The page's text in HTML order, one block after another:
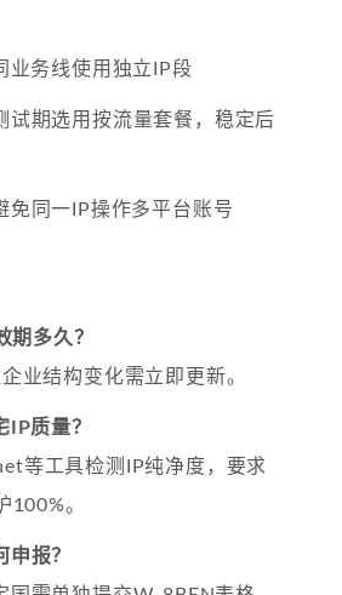
业务线使用独立IP段
试期选用按流量套餐，稳定后
免同一IP操作多平台账号
期多久？
业结构变化需立即更新。
IP质量？
等工具检测IP纯净度，要求
100%。
申报？